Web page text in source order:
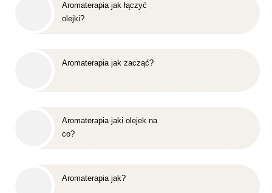
Aromaterapia jak łączyć
olejki?
Aromaterapia jak zacząć?
Aromaterapia jaki olejek na
co?
Aromaterapia jak?